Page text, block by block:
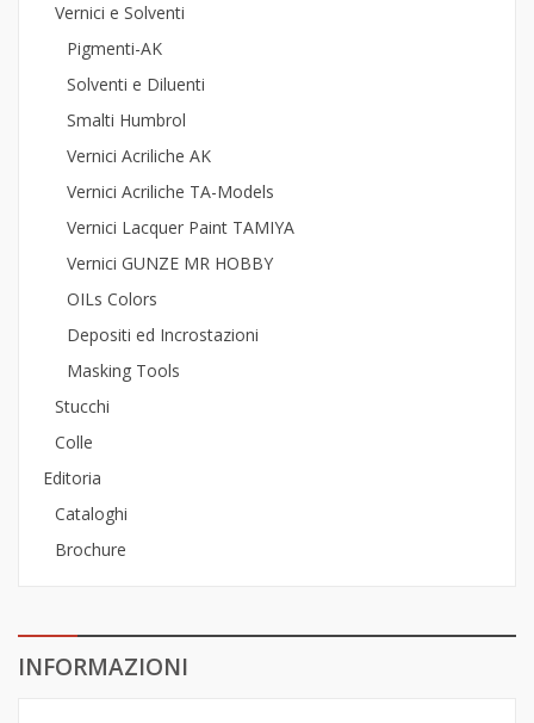
Vernici e Solventi
Pigmenti-AK
Solventi e Diluenti
Smalti Humbrol
Vernici Acriliche AK
Vernici Acriliche TA-Models
Vernici Lacquer Paint TAMIYA
Vernici GUNZE MR HOBBY
OILs Colors
Depositi ed Incrostazioni
Masking Tools
Stucchi
Colle
Editoria
Cataloghi
Brochure
INFORMAZIONI